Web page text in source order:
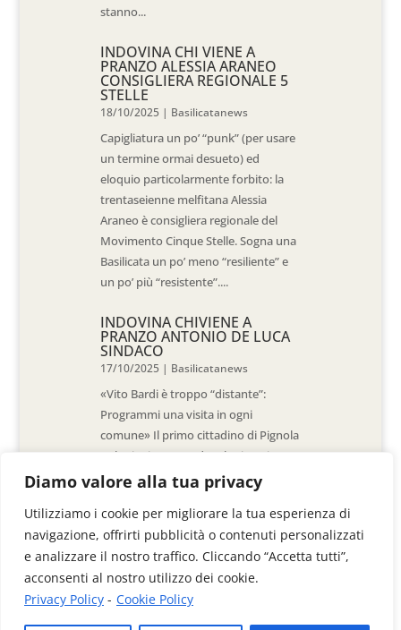
Diamo valore alla tua privacy
Utilizziamo i cookie per migliorare la tua esperienza di
navigazione, offrirti pubblicità o contenuti personalizzati
e analizzare il nostro traffico. Cliccando “Accetta tutti”,
acconsenti al nostro utilizzo dei cookie.
Privacy Policy - Cookie Policy
stanno...
INDOVINA CHI VIENE A
PRANZO ALESSIA ARANEO
CONSIGLIERA REGIONALE 5
STELLE
18/10/2025 | Basilicatanews
Capigliatura un po’ “punk” (per usare
un termine ormai desueto) ed
eloquio particolarmente forbito: la
trentaseienne melfitana Alessia
Araneo è consigliera regionale del
Movimento Cinque Stelle. Sogna una
Basilicata un po’ meno “resiliente” e
un po’ più “resistente”....
INDOVINA CHIVIENE A
PRANZO ANTONIO DE LUCA
SINDACO
17/10/2025 | Basilicatanews
«Vito Bardi è troppo “distante”:
Programmi una visita in ogni
comune» Il primo cittadino di Pignola
«L’ho invitato a vedere la situazione
al Pantano, ma non è venuto. La
sensazione è che -come sindaci-
siamo lasciati a noi stessi» di Walter
De Stradis In...